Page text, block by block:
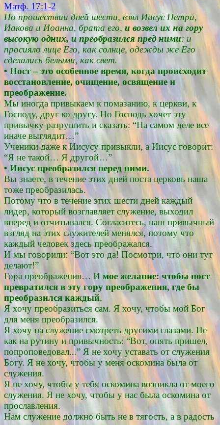
Матф. 17:1-2
По прошествии дней шести, взял Иисус Петра,
Иакова и Иоанна, брата его, и возвел их на гору
высокую одних, и преобразился пред ними: и
просияло лице Его, как солнце, одежды же Его
сделались белыми, как свет.
• Пост – это особенное время, когда происходит
восстановление, очищение, освящение и
преображение.
Мы иногда привыкаем к помазанию, к церкви, к
Господу, друг ко другу. Но Господь хочет эту
привычку разрушить и сказать: “На самом деле все
иначе выглядит…”
Ученики даже к Иисусу привыкли, а Иисус говорит:
“Я не такой… Я другой…”
• Иисус преобразился перед ними.
Вы знаете, в течение этих дней поста церковь наша
тоже преобразилась.
Потому что в течение этих шести дней каждый
лидер, который возглавляет служение, выходил
вперед и отчитывался. Согласитесь, наш привычный
взгляд на этих служителей менялся, потому что
каждый человек здесь преображался.
И мы говорили: “Вот это да! Посмотри, что они тут
делают!”
Гора преображения… И мое желание: чтобы пост
превратился в эту гору преображения, где бы
преобразился каждый.
Я хочу преобразиться сам. Я хочу, чтобы мой Бог
для меня преобразился.
Я хочу на служение смотреть другими глазами. Не
как на рутину и привычность: “Вот, опять пришел,
попроповедовал...” Я не хочу уставать от служения
Богу. Я не хочу, чтобы у меня оскомина была от
служения.
Я не хочу, чтобы у тебя оскомина возникла от моего
служения. Я не хочу, чтобы у нас была оскомина от
прославления.
Нам служение должно быть не в тягость, а в радость